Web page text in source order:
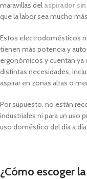
maravillas del aspirador
que la labor sea mucho
Estos electrodomésticos
tienen más potencia y
ergonómicos y cuentan
distintas necesidades,
aspirar en zonas altas o
Por supuesto, no están
industriales ni para un uso
uso doméstico del día a día.
¿Cómo escoger